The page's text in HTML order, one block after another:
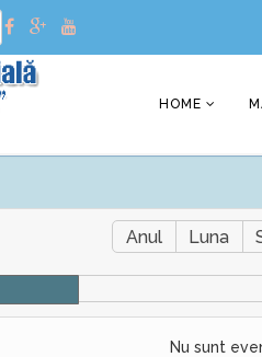
HOME
Anul Luna
Nu sunt